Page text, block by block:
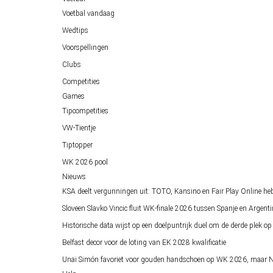
Voetbal vandaag
Wedtips
Voorspellingen
Clubs
Competities
Games
Tipcompetities
VW-Tientje
Tiptopper
WK 2026 pool
Nieuws
KSA deelt vergunningen uit: TOTO, Kansino en Fair Play Online
Sloveen Slavko Vincic fluit WK-finale 2026 tussen Spanje en
Historische data wijst op een doelpuntrijk duel om de derde plek
Belfast decor voor de loting van EK 2028 kwalificatie
Unai Simón favoriet voor gouden handschoen op WK 2026, maar